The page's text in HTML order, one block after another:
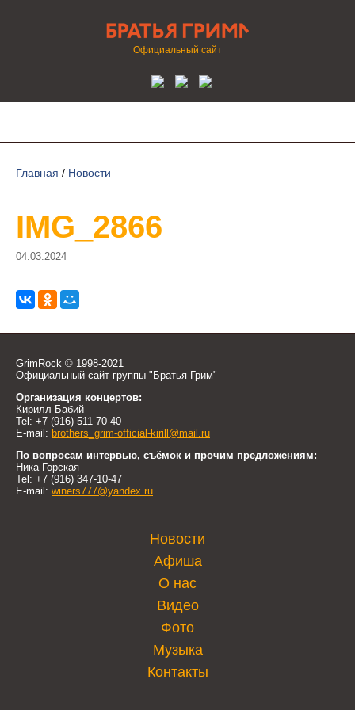
Официальный сайт
Главная / Новости
IMG_2866
04.03.2024
GrimRock © 1998-2021
Официальный сайт группы "Братья Грим"
Организация концертов:
Кирилл Бабий
Tel: +7 (916) 511-70-40
E-mail: brothers_grim-official-kirill@mail.ru
По вопросам интервью, съёмок и прочим предложениям:
Ника Горская
Tel: +7 (916) 347-10-47
E-mail: winers777@yandex.ru
Новости
Афиша
О нас
Видео
Фото
Музыка
Контакты